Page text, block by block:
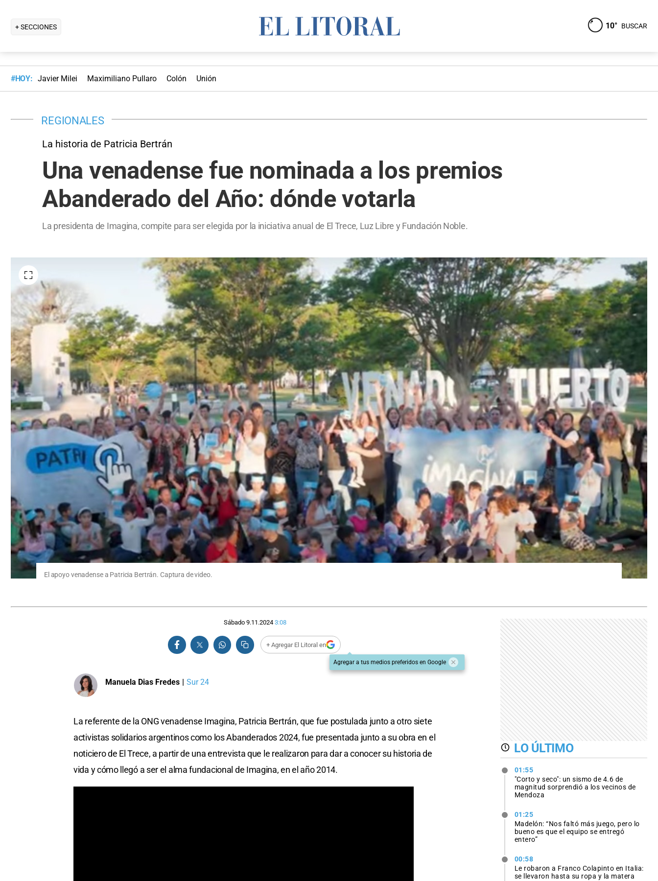
+ SECCIONES 10° BUSCAR
#HOY: Javier Milei Maximiliano Pullaro Colón Unión
REGIONALES
La historia de Patricia Bertrán
Una venadense fue nominada a los premios
Abanderado del Año: dónde votarla
La presidenta de Imagina, compite para ser elegida por la iniciativa anual de El Trece, Luz Libre y Fundación Noble.
El apoyo venadense a Patricia Bertrán. Captura de video.
Sábado 9.11.2024 3:08
+ Agregar El Litoral en
Agregar a tus medios preferidos en Google
Manuela Dias Fredes Sur 24
La referente de la ONG venadense Imagina, Patricia Bertrán, que fue postulada junto a otro siete
activistas solidarios argentinos como los Abanderados 2024, fue presentada junto a su obra en el
noticiero de El Trece, a partir de una entrevista que le realizaron para dar a conocer su historia de
vida y cómo llegó a ser el alma fundacional de Imagina, en el año 2014.
LO ÚLTIMO
01:55
"Corto y seco": un sismo de 4.6 de
magnitud sorprendió a los vecinos de
Mendoza
01:25
Madelón: “Nos faltó más juego, pero lo
bueno es que el equipo se entregó
entero”
00:58
Le robaron a Franco Colapinto en Italia:
se llevaron hasta su ropa y la matera